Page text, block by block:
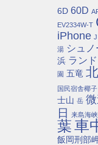
6D 60D
EV2334W-T
iPhone
湯 シュ
浜 ラン
園 五竜
国民宿舎椰子
士山 岳
日
来島海
葉車
飯岡刑部